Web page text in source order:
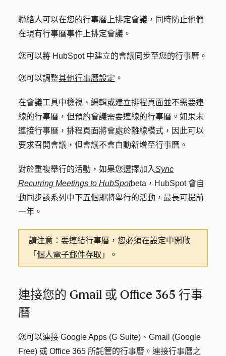
聯絡人可以在您的行事曆上排定會議，同時防止他們
在現有行事曆事件上排定會議。
您可以將 HubSpot 中建立的會議同步至您的行事曆。
您可以調整其他行事曆設定 。
在會議工具中檢視、編輯或建立排程頁面並不需要連
線的行事曆，但預約會議需要連線的行事曆。如果未
連接行事曆，排程頁面將會處於離線模式，因此可以
要求召開會議，但會議不會自動新增至行事曆。
對於重複舉行的活動，如果您選擇加入Sync
Recurring Meetings to HubSpotbeta，HubSpot 會自
動同步該系列中下五個即將舉行的活動，最長可提前
一年。
請注意： 要連結行事曆，您必須在設定中開啟
「 個人電子郵件存取 」。
連接您的 Gmail 或 Office 365 行事
曆
您可以連接 Google Apps (G Suite)、Gmail (Google
Free) 或 Office 365 所託管的行事曆。連接行事曆之